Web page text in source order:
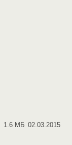
1.6 МБ 02.03.2015